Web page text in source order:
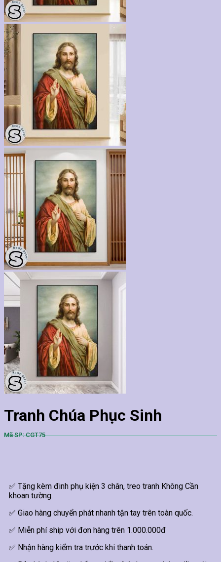
Tranh Chúa Phục Sinh
Mã SP: CGT75
✅ Tặng kèm đinh phụ kiện 3 chân, treo tranh Không Cần
khoan tường.
✅ Giao hàng chuyển phát nhanh tận tay trên toàn quốc.
✅ Miễn phí ship với đơn hàng trên 1.000.000đ
✅ Nhận hàng kiểm tra trước khi thanh toán.